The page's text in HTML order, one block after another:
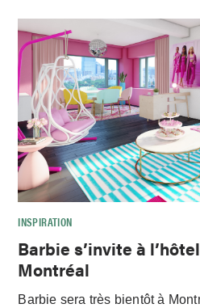
INSPIRATION
Barbie s’invite à
Montréal
Barbie sera très bientôt à